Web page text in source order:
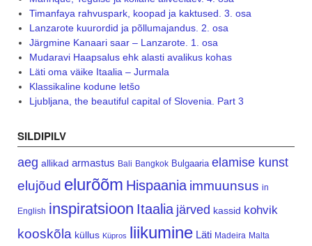
Timanfaya rahvuspark, koopad ja kaktused. 3. osa
Lanzarote kuurordid ja põllumajandus. 2. osa
Järgmine Kanaari saar – Lanzarote. 1. osa
Mudaravi Haapsalus ehk alasti avalikus kohas
Läti oma väike Itaalia – Jurmala
Klassikaline kodune letšo
Ljubljana, the beautiful capital of Slovenia. Part 3
SILDIPILV
aeg allikad armastus Bali Bangkok Bulgaaria elamise kunst
elujõud elurõõm Hispaania immuunsus in
English inspiratsioon Itaalia järved kassid kohvik
kooskõla küllus Küpros liikumine Läti Madeira Malta